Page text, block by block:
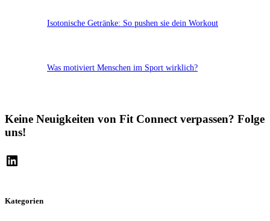
Isotonische Getränke: So pushen sie dein Workout
Was motiviert Menschen im Sport wirklich?
Keine Neuigkeiten von Fit Connect verpassen? Folge
uns!
LinkedIn
Kategorien